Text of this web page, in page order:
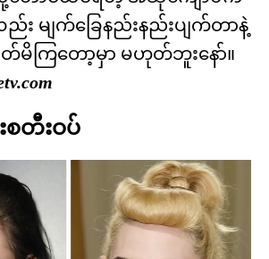
ည်း မျက်ခြေနည်းနည်းပျက်တာနဲ့
ကြတော့မှာ မဟုတ်ဘူးနော်။
စတီးဝပ်